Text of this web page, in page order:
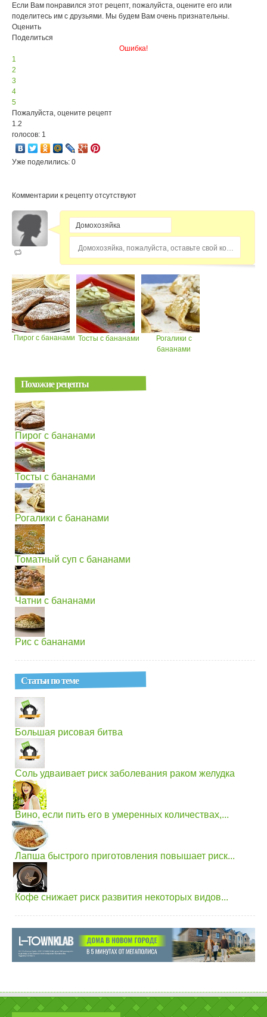
Если Вам понравился этот рецепт, пожалуйста, оцените его или
поделитесь им с друзьями. Мы будем Вам очень признательны.
Оценить
Поделиться
Ошибка!
1
2
3
4
5
Пожалуйста, оцените рецепт
1.2
голосов: 1
Уже поделились: 0
Комментарии к рецепту отсутствуют
Домохозяйка, пожалуйста, оставьте свой комментарий...
Пирог с бананами Тосты с бананами
Рогалики с
бананами
Похожие рецепты
Пирог с бананами
Тосты с бананами
Рогалики с бананами
Томатный суп с бананами
Чатни с бананами
Рис с бананами
Статьи по теме
Большая рисовая битва
Cоль удваивает риск заболевания раком желудка
Вино, если пить его в умеренных количествах,...
Лапша быстрого приготовления повышает риск...
Кофе снижает риск развития некоторых видов...